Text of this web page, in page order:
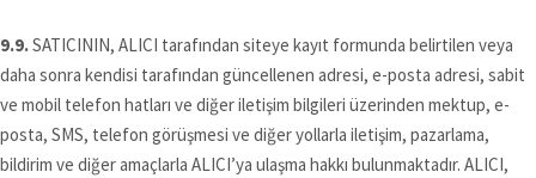
9.9.SATICININ, ALICI tarafından siteye kayıt formunda belirtilen veya
daha sonra kendisi tarafından güncellenen adresi, e-posta adresi, sabit
ve mobil telefon hatları ve diğer iletişim bilgileri üzerinden mektup, e-
posta, SMS, telefon görüşmesi ve diğer yollarla iletişim, pazarlama,
bildirim ve diğer amaçlarla ALICI’ya ulaşma hakkı bulunmaktadır. ALICI,